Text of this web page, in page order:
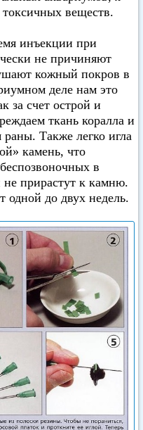
веществ.
инъекции при
не причиняют
кожный покров в
деле нам это
за счет острой и
ткань коралла и
раны. Также легко игла
камень, что
в
прирастут к камню.
одной до двух недель.